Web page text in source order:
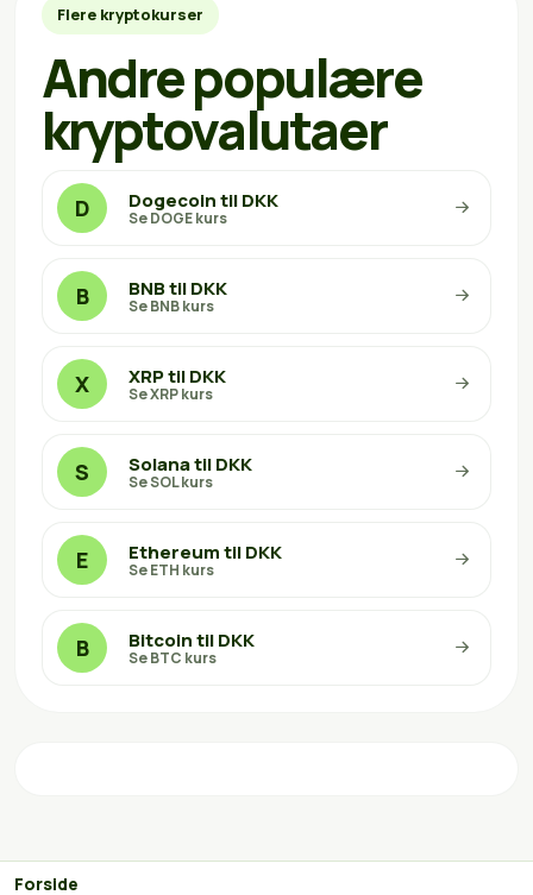
Flere kryptokurser
Andre populære
kryptovalutaer
D Dogecoin til DKK
Se DOGE kurs
B BNB til DKK
Se BNB kurs
X XRP til DKK
Se XRP kurs
S Solana til DKK
Se SOL kurs
E Ethereum til DKK
Se ETH kurs
B Bitcoin til DKK
Se BTC kurs
Forside